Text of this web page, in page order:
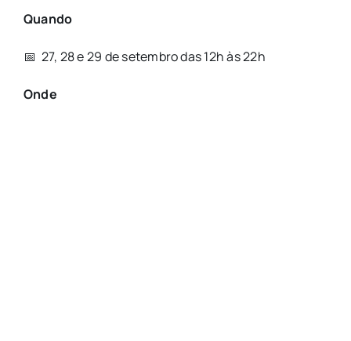
Quando
📅 27, 28 e 29 de setembro das 12h às 22h
Onde